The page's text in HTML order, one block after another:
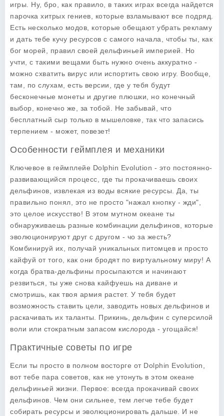
игры. Ну, бро, как правило, в таких играх всегда найдется
парочка хитрых гениев, которые взламывают все подряд.
Есть несколько модов, которые обещают убрать рекламу
и дать тебе кучу ресурсов с самого начала, чтобы ты, как
бог морей, правил своей дельфиньей империей. Но
учти, с такими вещами быть нужно очень аккуратно -
можно схватить вирус или испортить свою игру. Вообще,
там, по слухам, есть версии, где у тебя будут
бесконечные монеты и другие плюшки, но конечный
выбор, конечно же, за тобой. Не забывай, что
бесплатный сыр только в мышеловке, так что запасись
терпением - может, повезет!
Особенности геймплея и механики
Ключевое в геймплейе Dolphin Evolution - это постоянно-
развивающийся процесс, где ты прокачиваешь своих
дельфинов, извлекая из воды всякие ресурсы. Да, ты
правильно понял, это не просто "нажал кнопку - жди",
это целое искусство! В этом мутном океане ты
обнаруживаешь разные комбинации дельфинов, которые
эволюционируют друг с другом - чо за жесть?
Комбинируй их, получай уникальных питомцев и просто
кайфуй от того, как они бродят по виртуальному миру! А
когда братва-дельфины просыпаются и начинают
резвиться, ты уже снова кайфуешь на диване и
смотришь, как твоя армия растет. У тебя будет
возможность ставить цели, заводить новых дельфинов и
раскачивать их таланты. Прикинь, дельфин с суперсилой
воли или стократным запасом кислорода - угощайся!
Практичные советы по игре
Если ты просто в полном восторге от Dolphin Evolution
вот тебе пара советов, как не утонуть в этом океане
дельфиньей жизни. Первое: всегда прокачивай своих
дельфинов. Чем они сильнее, тем легче тебе будет
собирать ресурсы и эволюционировать дальше. И не